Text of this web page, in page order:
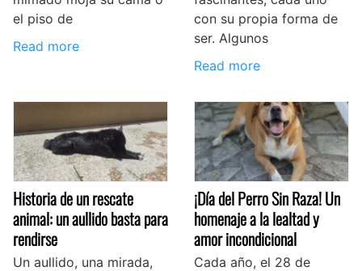
el piso de
Read more
con su propia forma de
ser. Algunos
Read more
Historia de un rescate
animal: un aullido basta para
rendirse
Un aullido, una mirada,
¡Día del Perro Sin Raza! Un
homenaje a la lealtad y
amor incondicional
Cada año, el 28 de